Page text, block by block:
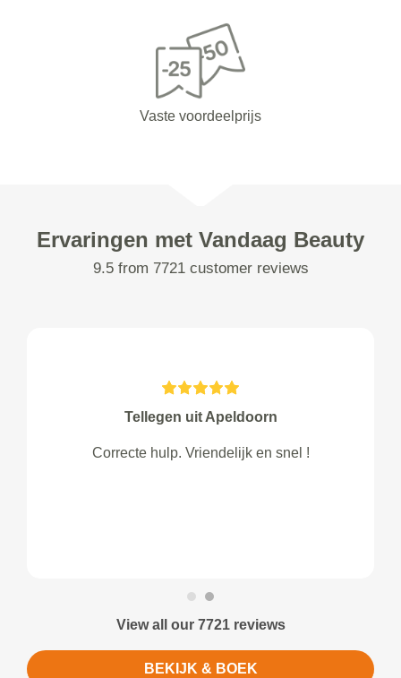
Vaste voordeelprijs
Ervaringen met Vandaag Beauty
9.5 from 7721 customer reviews
Tellegen uit Apeldoorn
Correcte hulp. Vriendelijk en snel !
View all our 7721 reviews
BEKIJK & BOEK